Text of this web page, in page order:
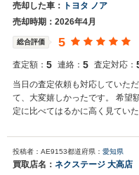
売却した車：
トヨタ ノア
売却時期：2026年4月
総合評価 5
査定額： 5 連絡： 5 査定対応：
当日の査定依頼も対応していた
て、大変嬉しかったです。 希望
定に比べてはるかに高く見てい
投稿者：AE9153都道府県： 愛知県
買取店名： ネクステージ 大高店